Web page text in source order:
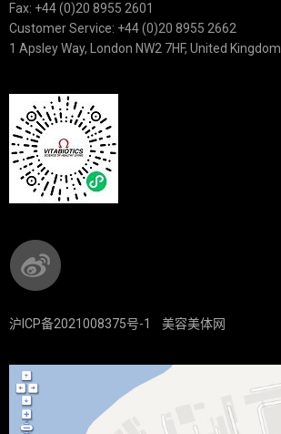
Fax: +44 (0)20 8955 2601
Customer Service: +44 (0)20 8955 2662
1 Apsley Way, London NW2 7HF, United Kingdom
沪ICP备2021008375号-1 美容美体网